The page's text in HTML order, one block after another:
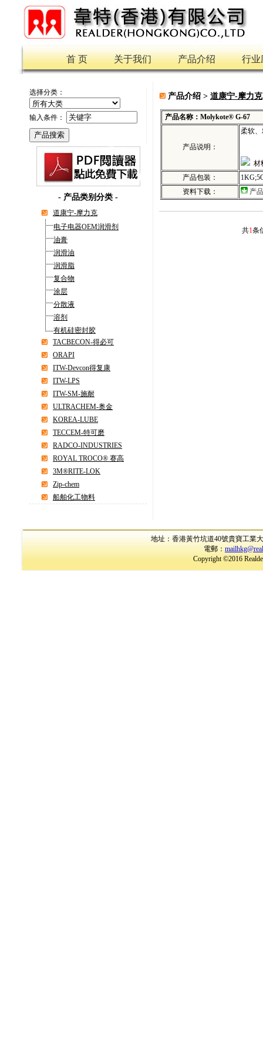
首 页 关于我们 产品介绍 行业
选择分类：
输入条件：
- 产品类别分类 -
道康宁-摩力克
电子电器OEM润滑剂
油膏
润滑油
润滑脂
复合物
涂层
分散液
溶剂
有机硅密封胶
TACBECON-得必可
ORAPI
ITW-Devcon得复康
ITW-LPS
ITW-SM-施耐
ULTRACHEM-奥金
KOREA-LUBE
TECCEM-特可磨
RADCO-INDUSTRIES
ROYAL TROCO® 赛高
3M®RITE-LOK
Zip-chem
船舶化工物料
产品介绍 > 道康宁-摩力克
产品名称：Molykote® G-67
产品说明：
柔软
材
产品包装：
资料下载：
产
共1条
地址：香港黃竹坑道40號貴寶工業
電郵：
Copyright ©2016